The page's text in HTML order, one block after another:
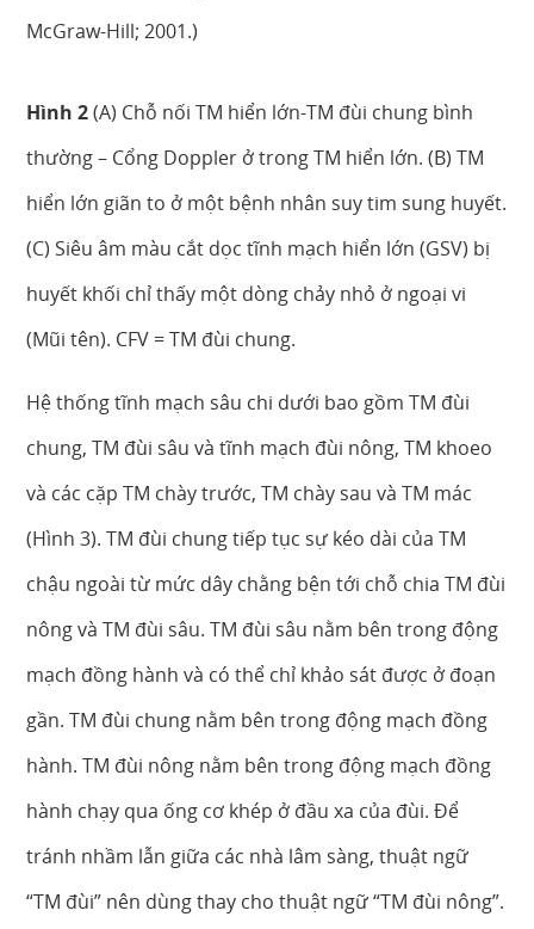
McGraw-Hill; 2001.)
Hình 2(A) Chỗ nối TM hiển lớn-TM đùi chung bình
thường – Cổng Doppler ở trong TM hiển lớn. (B) TM
hiển lớn giãn to ở một bệnh nhân suy tim sung huyết.
(C) Siêu âm màu cắt dọc tĩnh mạch hiển lớn (GSV) bị
huyết khối chỉ thấy một dòng chảy nhỏ ở ngoại vi
(Mũi tên). CFV = TM đùi chung.
Hệ thống tĩnh mạch sâu chi dưới bao gồm TM đùi
chung, TM đùi sâu và tĩnh mạch đùi nông, TM khoeo
và các cặp TM chày trước, TM chày sau và TM mác
(Hình 3). TM đùi chung tiếp tục sự kéo dài của TM
chậu ngoài từ mức dây chằng bện tới chỗ chia TM đùi
nông và TM đùi sâu. TM đùi sâu nằm bên trong động
mạch đồng hành và có thể chỉ khảo sát được ở đoạn
gần. TM đùi chung nằm bên trong động mạch đồng
hành. TM đùi nông nằm bên trong động mạch đồng
hành chạy qua ống cơ khép ở đầu xa của đùi. Để
tránh nhầm lẫn giữa các nhà lâm sàng, thuật ngữ
“TM đùi” nên dùng thay cho thuật ngữ “TM đùi nông”.